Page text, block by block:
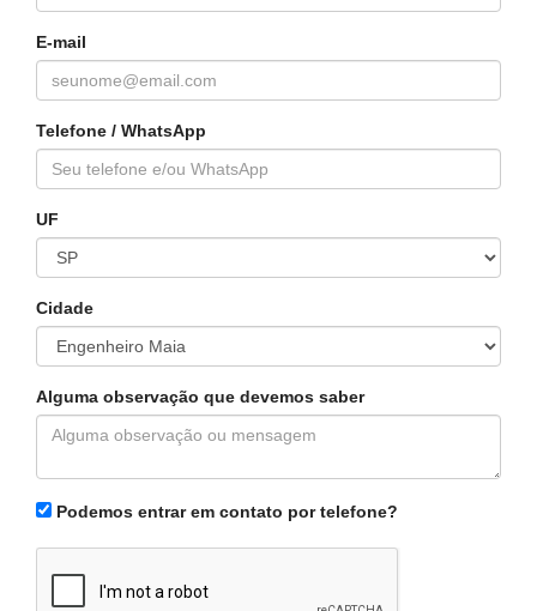
E-mail
Telefone / WhatsApp
UF
Cidade
Alguma observação que devemos saber
Podemos entrar em contato por telefone?